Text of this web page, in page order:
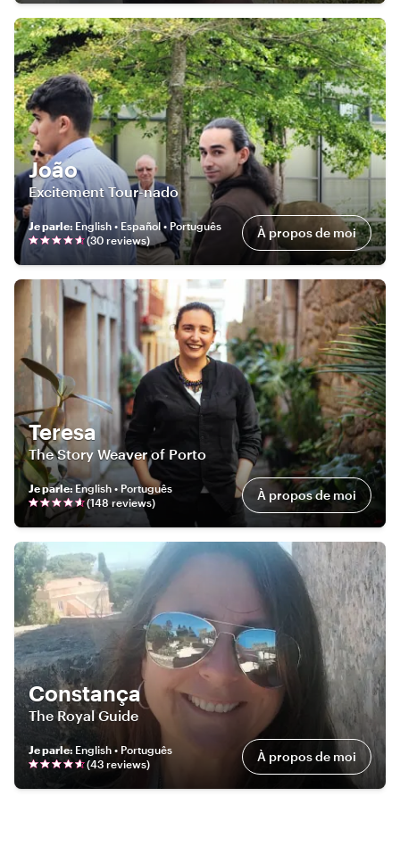
João
Excitement Tour-nado
Je parle: English • Español • Português
(30 reviews) À propos de moi
Teresa
The Story Weaver of Porto
Je parle:English • Português
(148 reviews) À propos de moi
Constança
The Royal Guide
Je parle: English • Português
(43 reviews) À propos de moi